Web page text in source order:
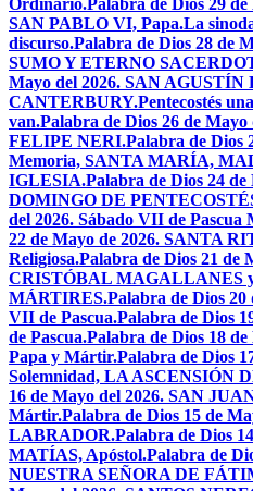
Ordinario.Palabra de Dios 29
SAN PABLO VI, Papa.La
discurso.Palabra de Dios 28 de
SUMO Y ETERNO
Mayo del 2026. SAN AGUSTÍN
CANTERBURY.Pentecostés
van.Palabra de Dios 26 de
FELIPE NERI.Palabra de Dios
Memoria, SANTA MARÍA,
IGLESIA.Palabra de Dios 24
DOMINGO DE
del 2026. Sábado VII de Pascua
22 de Mayo de 2026. SANTA
Religiosa.Palabra de Dios 21 de
CRISTÓBAL MAGALLANES
MÁRTIRES.Palabra de Dios 20
VII de Pascua.Palabra de Dios
de Pascua.Palabra de Dios 18
Papa y Mártir.Palabra de Dios
Solemnidad, LA ASCENSIÓN
16 de Mayo del 2026. SAN
Mártir.Palabra de Dios 15 de
LABRADOR.Palabra de Dios
MATÍAS, Apóstol.Palabra de
NUESTRA SEÑORA DE